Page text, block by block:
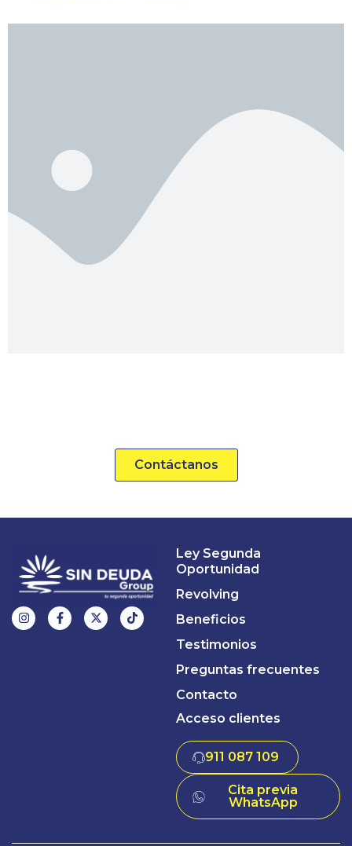
Contáctanos
Ley Segunda
Oportunidad
Revolving
Beneficios
Testimonios
Preguntas frecuentes
Contacto
Acceso clientes
911 087 109
Cita previa
WhatsApp